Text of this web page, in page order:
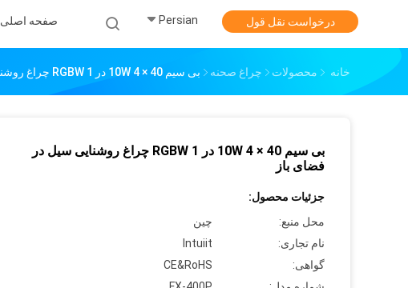
صفحه اصلی Persian درخواست نقل قول
خانه محصولات چراغ صحنه بی سیم 40 × 10W 4 در 1 RGBW چراغ روشنایی سیل در فضای باز
بی سیم 40 × 10W 4 در 1 RGBW چراغ روشنایی سیل در
فضای باز
جزئیات محصول:
محل منبع:
چین
نام تجاری:
Intuiit
گواهی:
CE&RoHS